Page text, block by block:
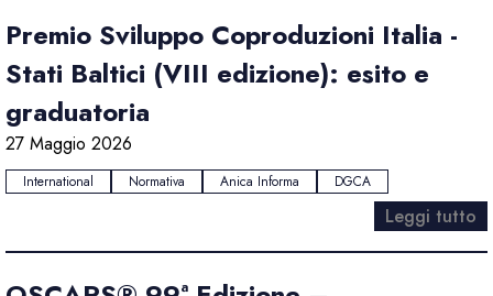
Premio Sviluppo Coproduzioni Italia -
Stati Baltici (VIII edizione): esito e
graduatoria
27 Maggio 2026
International Normativa Anica Informa DGCA
Leggi tutto